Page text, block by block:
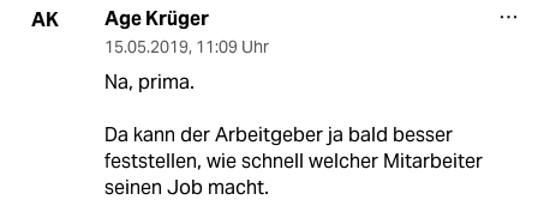
AK Age Krüger
15.05.2019, 11:09 Uhr
Na, prima.
Da kann der Arbeitgeber ja bald besser
feststellen, wie schnell welcher Mitarbeiter
seinen Job macht.